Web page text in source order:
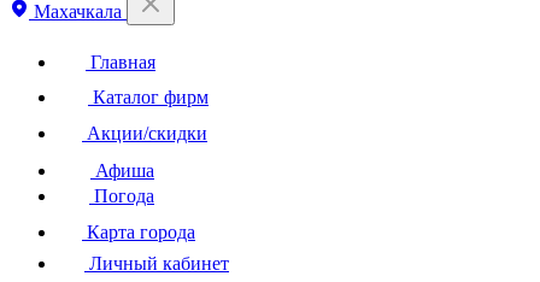
Махачкала
Главная
Каталог фирм
Акции/скидки
Афиша
Погода
Карта города
Личный кабинет